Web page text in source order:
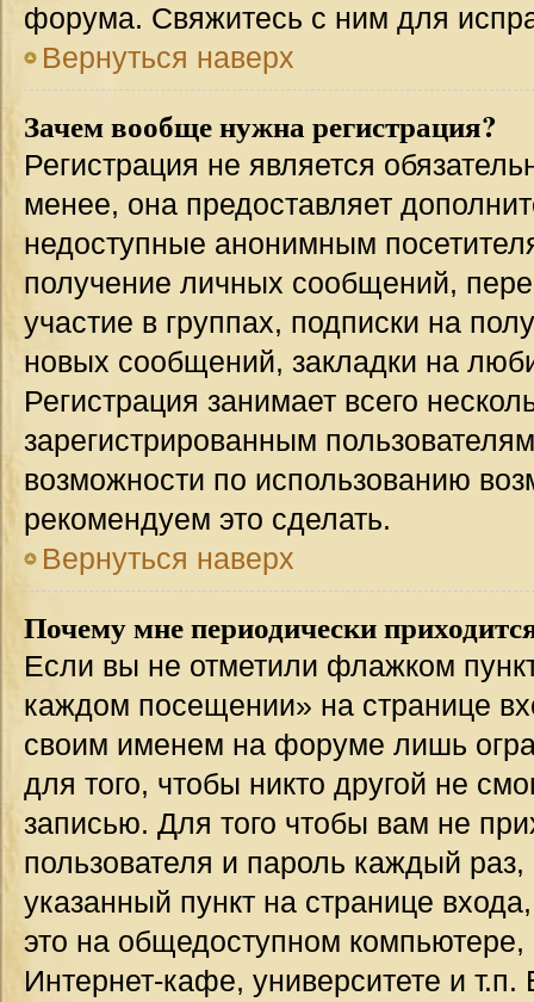
форума. Свяжитесь с ним для
Вернуться наверх
Зачем вообще нужна регистрация?
Регистрация не является
менее, она предоставляет
недоступные анонимным
получение личных сообщений,
участие в группах, подписки на
новых сообщений, закладки на
Регистрация занимает всего
зарегистрированным
возможности по использованию
рекомендуем это сделать.
Вернуться наверх
Почему мне периодически
Если вы не отметили флажком
каждом посещении» на странице
своим именем на форуме лишь
для того, чтобы никто другой не
записью. Для того чтобы вам не
пользователя и пароль каждый
указанный пункт на странице
это на общедоступном
Интернет-кафе, университете и т.п.